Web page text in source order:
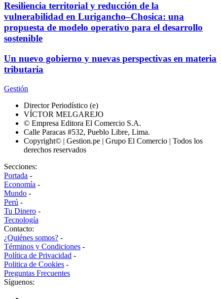
Resiliencia territorial y reducción de la
vulnerabilidad en Lurigancho–Chosica: una
propuesta de modelo operativo para el desarrollo
sostenible
Un nuevo gobierno y nuevas perspectivas en materia
tributaria
Gestión
Director Periodístico (e)
VÍCTOR MELGAREJO
© Empresa Editora El Comercio S.A.
Calle Paracas #532, Pueblo Libre, Lima.
Copyright© | Gestion.pe | Grupo El Comercio | Todos los
derechos reservados
Secciones:
Portada -
Economía -
Mundo -
Perú -
Tu Dinero -
Tecnología
Contacto:
¿Quiénes somos? -
Términos y Condiciones -
Política de Privacidad -
Politica de Cookies -
Preguntas Frecuentes
Síguenos: